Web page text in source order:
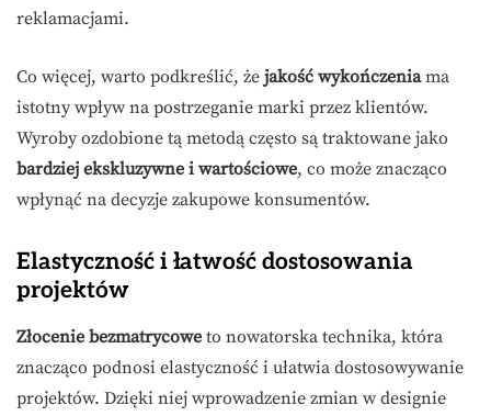
reklamacjami.
Co więcej, warto podkreślić, że jakość wykończeniama
istotny wpływ na postrzeganie marki przez klientów.
Wyroby ozdobione tą metodą często są traktowane jako
bardziej ekskluzywne i wartościowe, co może znacząco
wpłynąć na decyzje zakupowe konsumentów.
Elastyczność i łatwość dostosowania
projektów
Złocenie bezmatrycowe to nowatorska technika, która
znacząco podnosi elastyczność i ułatwia dostosowywanie
projektów. Dzięki niej wprowadzenie zmian w designie